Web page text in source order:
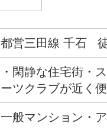
都営三田線 千石
・閑静な住宅街・
ーツクラブが近く
一般マンション・